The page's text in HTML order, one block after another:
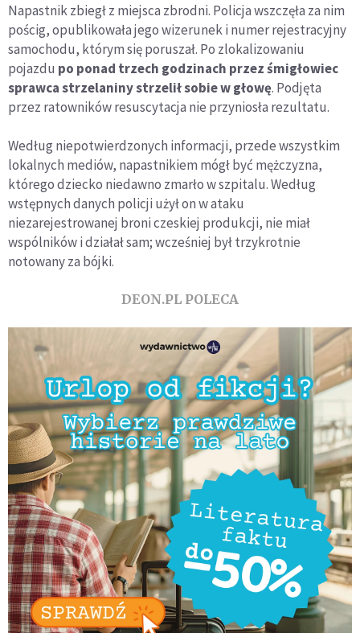
Napastnik zbiegł z miejsca zbrodni. Policja wszczęła za nim
pościg, opublikowała jego wizerunek i numer rejestracyjny
samochodu, którym się poruszał. Po zlokalizowaniu
pojazdu po ponad trzech godzinach przez śmigłowiec
sprawca strzelaniny strzelił sobie w głowę. Podjęta
przez ratowników resuscytacja nie przyniosła rezultatu.
Według niepotwierdzonych informacji, przede wszystkim
lokalnych mediów, napastnikiem mógł być mężczyzna,
którego dziecko niedawno zmarło w szpitalu. Według
wstępnych danych policji użył on w ataku
niezarejestrowanej broni czeskiej produkcji, nie miał
wspólników i działał sam; wcześniej był trzykrotnie
notowany za bójki.
DEON.PL POLECA